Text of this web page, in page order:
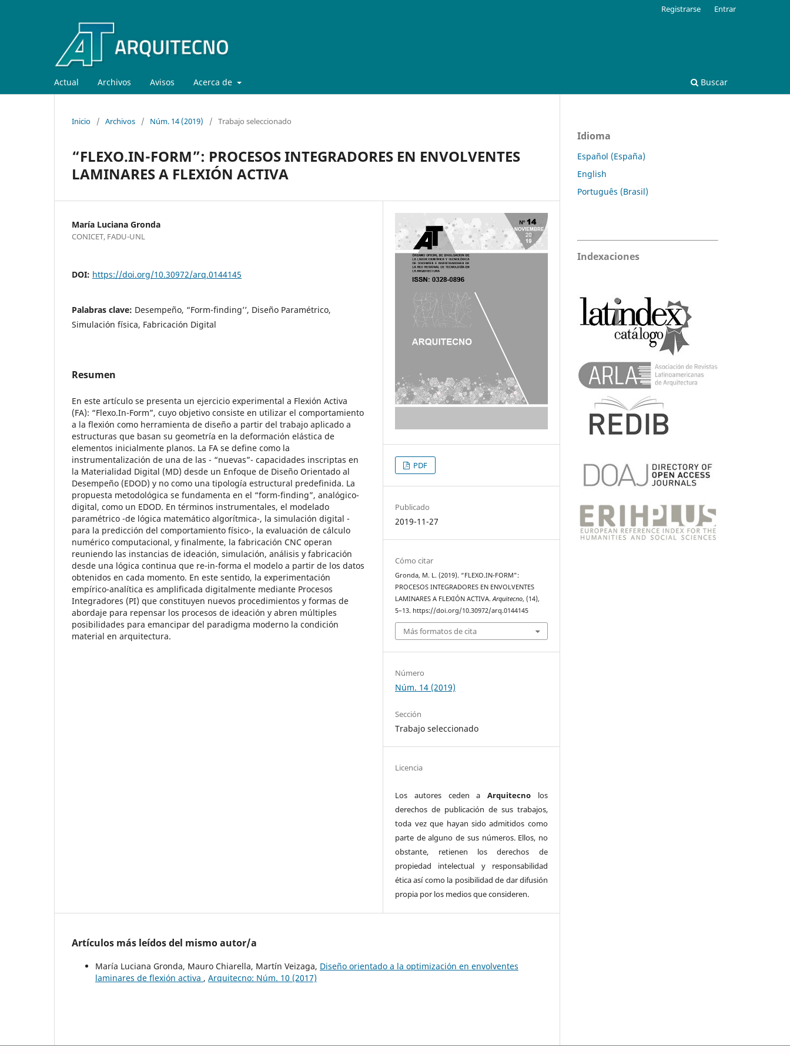
Actual Archivos Avisos Acerca de Buscar
Registrarse Entrar
Inicio / Archivos / Núm. 14 (2019) / Trabajo seleccionado
“FLEXO.IN-FORM”: PROCESOS INTEGRADORES EN ENVOLVENTES
LAMINARES A FLEXIÓN ACTIVA
María Luciana Gronda
CONICET, FADU-UNL
DOI: https://doi.org/10.30972/arq.0144145
Palabras clave: Desempeño, “Form-finding’’, Diseño Paramétrico,
Simulación física, Fabricación Digital
Resumen
En este artículo se presenta un ejercicio experimental a Flexión Activa
(FA): “Flexo.In-Form”, cuyo objetivo consiste en utilizar el comportamiento
a la flexión como herramienta de diseño a partir del trabajo aplicado a
estructuras que basan su geometría en la deformación elástica de
elementos inicialmente planos. La FA se define como la
instrumentalización de una de las - “nuevas”- capacidades inscriptas en
la Materialidad Digital (MD) desde un Enfoque de Diseño Orientado al
Desempeño (EDOD) y no como una tipología estructural predefinida. La
propuesta metodológica se fundamenta en el “form-finding”, analógico-
digital, como un EDOD. En términos instrumentales, el modelado
paramétrico -de lógica matemático algorítmica-, la simulación digital -
para la predicción del comportamiento físico-, la evaluación de cálculo
numérico computacional, y finalmente, la fabricación CNC operan
reuniendo las instancias de ideación, simulación, análisis y fabricación
desde una lógica continua que re-in-forma el modelo a partir de los datos
obtenidos en cada momento. En este sentido, la experimentación
empírico-analítica es amplificada digitalmente mediante Procesos
Integradores (PI) que constituyen nuevos procedimientos y formas de
abordaje para repensar los procesos de ideación y abren múltiples
posibilidades para emancipar del paradigma moderno la condición
material en arquitectura.
PDF
Publicado
2019-11-27
Cómo citar
Gronda, M. L. (2019). “FLEXO.IN-FORM”:
PROCESOS INTEGRADORES EN ENVOLVENTES
LAMINARES A FLEXIÓN ACTIVA.Arquitecno, (14),
5–13. https://doi.org/10.30972/arq.0144145
Más formatos de cita
Número
Núm. 14 (2019)
Sección
Trabajo seleccionado
Licencia
Los autores ceden aArquitecno los
derechos de publicación de sus trabajos,
toda vez que hayan sido admitidos como
parte de alguno de sus números. Ellos, no
obstante, retienen los derechos de
propiedad intelectual y responsabilidad
ética así como la posibilidad de dar difusión
propia por los medios que consideren.
Artículos más leídos del mismo autor/a
María Luciana Gronda, Mauro Chiarella, Martín Veizaga, Diseño orientado a la optimización en envolventes
laminares de flexión activa , Arquitecno: Núm. 10 (2017)
Idioma
Español (España)
English
Português (Brasil)
Indexaciones